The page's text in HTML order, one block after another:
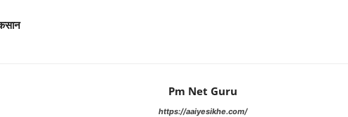
Pm Net Guru
https://aaiyesikhe.com/